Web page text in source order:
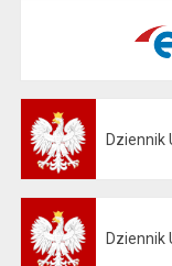
Dziennik
Dziennik